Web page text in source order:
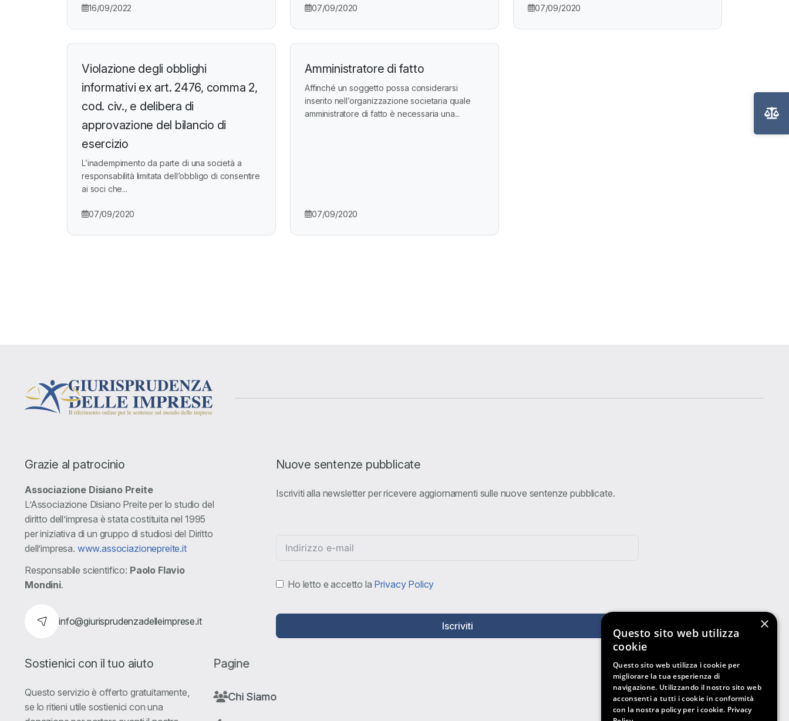
16/09/2022 07/09/2020 07/09/2020
Violazione degli obblighi
informativi ex art. 2476, comma 2,
cod. civ., e delibera di
approvazione del bilancio di
esercizio
L’inadempimento da parte di una società a
responsabilità limitata dell’obbligo di consentire
ai soci che...
07/09/2020
Amministratore di fatto
Affinché un soggetto possa considerarsi
inserito nell’organizzazione societaria quale
amministratore di fatto è necessaria una...
07/09/2020
Grazie al patrocinio
Associazione Disiano Preite
L’Associazione Disiano Preite per lo studio del
diritto dell’impresa è stata costituita nel 1995
per iniziativa di un gruppo di studiosi del Diritto
dell’impresa. www.associazionepreite.it
Responsabile scientifico: Paolo Flavio
Mondini.
info@giurisprudenzadelleimprese.it
Nuove sentenze pubblicate
Iscriviti alla newsletter per ricevere aggiornamenti sulle nuove sentenze pubblicate.
Ho letto e accetto la Privacy Policy
Iscriviti
Sostienici con il tuo aiuto
Questo servizio è offerto gratuitamente,
se lo ritieni utile sostienici con una
Pagine
Chi Siamo
×
Questo sito web utilizza
cookie
Questo sito web utilizza i cookie per
migliorare la tua esperienza di
navigazione. Utilizzando il nostro sito web
acconsenti a tutti i cookie in conformità
con la nostra policy per i cookie. Privacy